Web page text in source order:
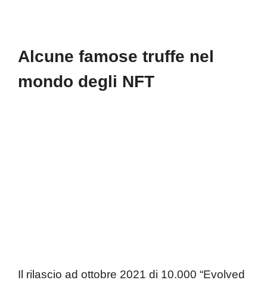
Alcune famose truffe nel
mondo degli NFT
Il rilascio ad ottobre 2021 di 10.000 “Evolved